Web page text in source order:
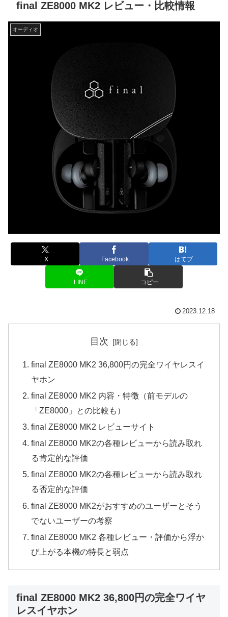
final ZE8000 MK2 レビュー・比較情報
オーディオ
X Facebook はてブ
LINE コピー
2023.12.18
目次
final ZE8000 MK2 36,800円の完全ワイヤレスイ
ヤホン
final ZE8000 MK2 内容・特徴（前モデルの
「ZE8000」との比較も）
final ZE8000 MK2 レビューサイト
final ZE8000 MK2の各種レビューから読み取れ
る肯定的な評価
final ZE8000 MK2の各種レビューから読み取れ
る否定的な評価
final ZE8000 MK2がおすすめのユーザーとそう
でないユーザーの考察
final ZE8000 MK2 各種レビュー・評価から浮か
び上がる本機の特長と弱点
final ZE8000 MK2 36,800円の完全ワイヤ
レスイヤホン